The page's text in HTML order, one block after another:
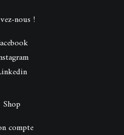
nous !
Shop
compte